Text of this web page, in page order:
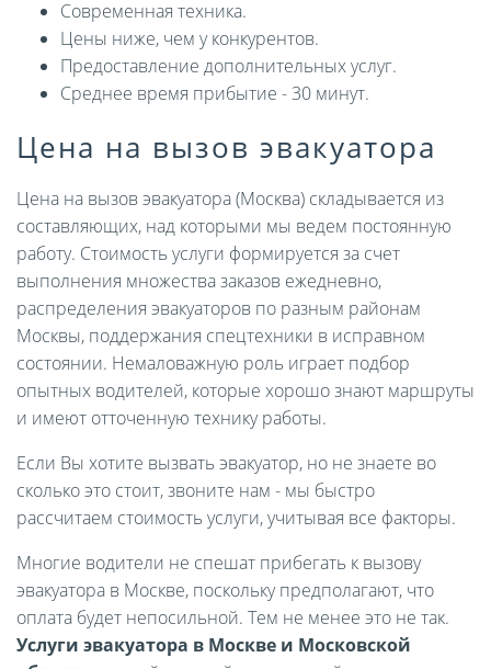
Современная техника.
Цены ниже, чем у конкурентов.
Предоставление дополнительных услуг.
Среднее время прибытие - 30 минут.
Цена на вызов эвакуатора
Цена на вызов эвакуатора (Москва) складывается из
составляющих, над которыми мы ведем постоянную
работу. Стоимость услуги формируется за счет
выполнения множества заказов ежедневно,
распределения эвакуаторов по разным районам
Москвы, поддержания спецтехники в исправном
состоянии. Немаловажную роль играет подбор
опытных водителей, которые хорошо знают маршруты
и имеют отточенную технику работы.
Если Вы хотите вызвать эвакуатор, но не знаете во
сколько это стоит, звоните нам - мы быстро
рассчитаем стоимость услуги, учитывая все факторы.
Многие водители не спешат прибегать к вызову
эвакуатора в Москве, поскольку предполагают, что
оплата будет непосильной. Тем не менее это не так.
Услуги эвакуатора в Москве и Московской